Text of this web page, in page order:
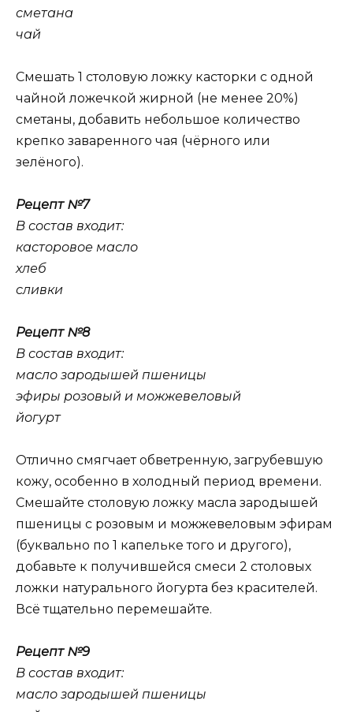
сметана
чай
Смешать 1 столовую ложку касторки с одной
чайной ложечкой жирной (не менее 20%)
сметаны, добавить небольшое количество
крепко заваренного чая (чёрного или
зелёного).
Рецепт №7
В состав входит:
касторовое масло
хлеб
сливки
Рецепт №8
В состав входит:
масло зародышей пшеницы
эфиры розовый и можжевеловый
йогурт
Отлично смягчает обветренную, загрубевшую
кожу, особенно в холодный период времени.
Смешайте столовую ложку масла зародышей
пшеницы с розовым и можжевеловым эфирам
(буквально по 1 капельке того и другого),
добавьте к получившейся смеси 2 столовых
ложки натурального йогурта без красителей.
Всё тщательно перемешайте.
Рецепт №9
В состав входит:
масло зародышей пшеницы